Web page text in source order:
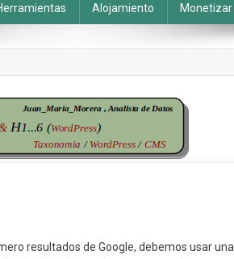
Alojamiento Monetizar
resultados de Google, debemos usar una